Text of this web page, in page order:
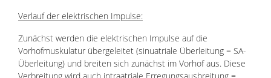
Verlauf der elektrischen Impulse:
Zunächst werden die elektrischen Impulse auf die
Vorhofmuskulatur übergeleitet (sinuatriale Überleitung = SA-
Überleitung) und breiten sich zunächst im Vorhof aus. Diese